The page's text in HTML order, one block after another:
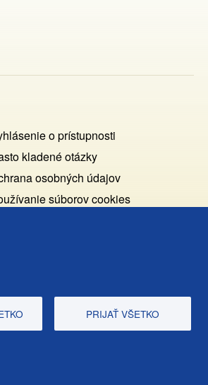
PRIJAŤ VŠETKO
o prístupnosti
kladené otázky
osobných údajov
súborov cookies